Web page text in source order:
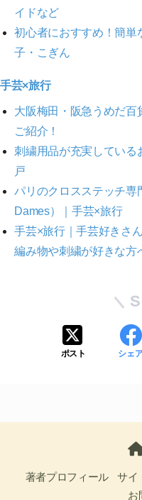
イドなど
初心者におすすめ！簡単
子・こぎん
手芸×旅行
大阪梅田・阪急うめだ百
ご紹介！
刺繍用品が充実している
戸
パリのクロスステッチ専
Dames）｜手芸×旅行
手芸×旅行｜手芸好きさ
編み物や刺繍が好きな方
ポスト シェ
著者プロフィール サイ
お